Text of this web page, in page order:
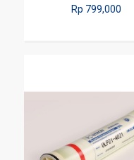
Rp 799,000